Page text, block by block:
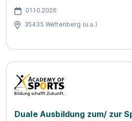
01.10.2026
35435 Wettenberg (u.a.)
Duale Ausbildung zum/ zur